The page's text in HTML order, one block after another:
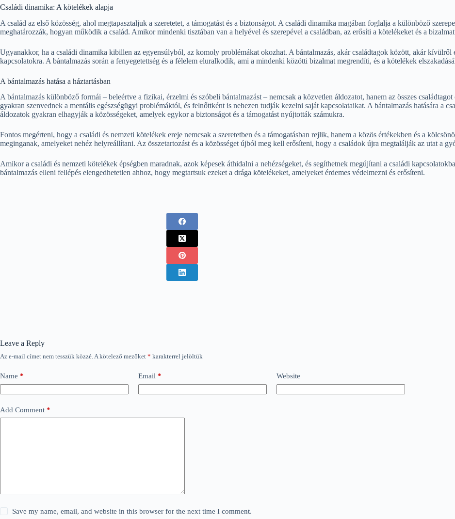
Családi dinamika: A kötelékek alapja
A család az első közösség, ahol megtapasztaljuk a szeretetet, a támogatást és a biztonságot. A családi dinamika magában foglalja a különböző
meghatározzák, hogyan működik a család. Amikor mindenki tisztában van a helyével és szerepével a családban, az erősíti a kötelékeket és a
Ugyanakkor, ha a családi dinamika kibillen az egyensúlyból, az komoly problémákat okozhat. A bántalmazás, akár családtagok között, akár kívülről
kapcsolatokra. A bántalmazás során a fenyegetettség és a félelem eluralkodik, ami a mindenki közötti bizalmat megrendíti, és a kötelékek
A bántalmazás hatása a háztartásban
A bántalmazás különböző formái – beleértve a fizikai, érzelmi és szóbeli bántalmazást – nemcsak a közvetlen áldozatot, hanem az összes
gyakran szenvednek a mentális egészségügyi problémáktól, és felnőttként is nehezen tudják kezelni saját kapcsolataikat. A bántalmazás hatására a
áldozatok gyakran elhagyják a közösségeket, amelyek egykor a biztonságot és a támogatást nyújtották számukra.
Fontos megérteni, hogy a családi és nemzeti kötelékek ereje nemcsak a szeretetben és a támogatásban rejlik, hanem a közös értékekben és a
meginganak, amelyeket nehéz helyreállítani. Az összetartozást és a közösséget újból meg kell erősíteni, hogy a családok újra megtalálják az utat a
Amikor a családi és nemzeti kötelékek épségben maradnak, azok képesek áthidalni a nehézségeket, és segíthetnek megújítani a családi
bántalmazás elleni fellépés elengedhetetlen ahhoz, hogy megtartsuk ezeket a drága kötelékeket, amelyeket érdemes védelmezni és erősíteni.
Leave a Reply
Az e-mail címet nem tesszük közzé.A kötelező mezőket * karakterrel jelöltük
Name * Email * Website
Add Comment *
Save my name, email, and website in this browser for the next time I comment.